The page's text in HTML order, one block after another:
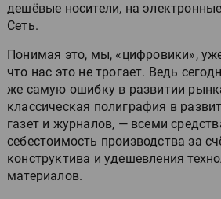
дешёвые носители, на
Сеть.
Понимая это, мы, «цифровики»,
что нас это не трогает. Ведь
же самую ошибку в развитии
классическая полиграфия в
газет и журналов, — всеми
себестоимость производства за
конструктива и удешевления
материалов.